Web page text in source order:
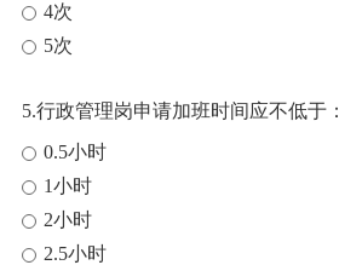
4次
5次
5.行政管理岗申请加班时间应不低于：
0.5小时
1小时
2小时
2.5小时